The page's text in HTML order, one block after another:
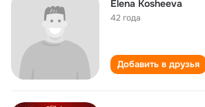
Elena Kosheeva
42 года
Добавить в друзья